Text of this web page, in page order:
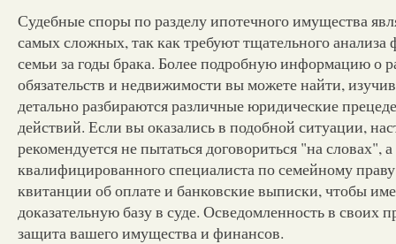
Судебные споры по разделу ипотечного имущества
самых сложных, так как требуют тщательного
семьи за годы брака. Более подробную информацию о
обязательств и недвижимости вы можете найти,
детально разбираются различные юридические
действий. Если вы оказались в подобной ситуации,
рекомендуется не пытаться договориться "на словах",
квалифицированного специалиста по семейному
квитанции об оплате и банковские выписки, чтобы
доказательную базу в суде. Осведомленность в своих
защита вашего имущества и финансов.